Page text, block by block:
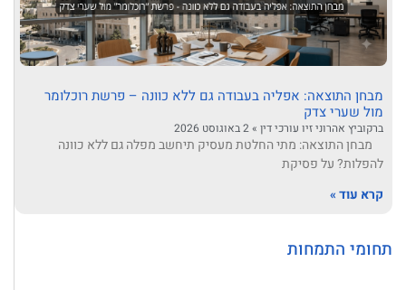
מבחן התוצאה: אפליה בעבודה גם ללא כוונה – פרשת רוכלומר
מול שערי צדק
ברקוביץ אהרוני זיו עורכי דין
מבחן התוצאה: מתי החלטת מעסיק תיחשב מפלה גם ללא כוונה
להפלות? על פסיקת
קרא עוד »
תחומי התמחות